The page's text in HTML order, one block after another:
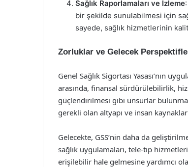
Sağlık Raporlamaları ve İzleme
bir şekilde sunulabilmesi için
sayede, sağlık hizmetlerinin
Zorluklar ve Gelecek
Genel Sağlık Sigortası Yasası’nın
arasında, finansal sürdürülebilirlik,
güçlendirilmesi gibi unsurlar
gerekli olan altyapı ve insan
Gelecekte, GSS’nin daha da
sağlık uygulamaları, tele-tıp
erişilebilir hale gelmesine yardımcı